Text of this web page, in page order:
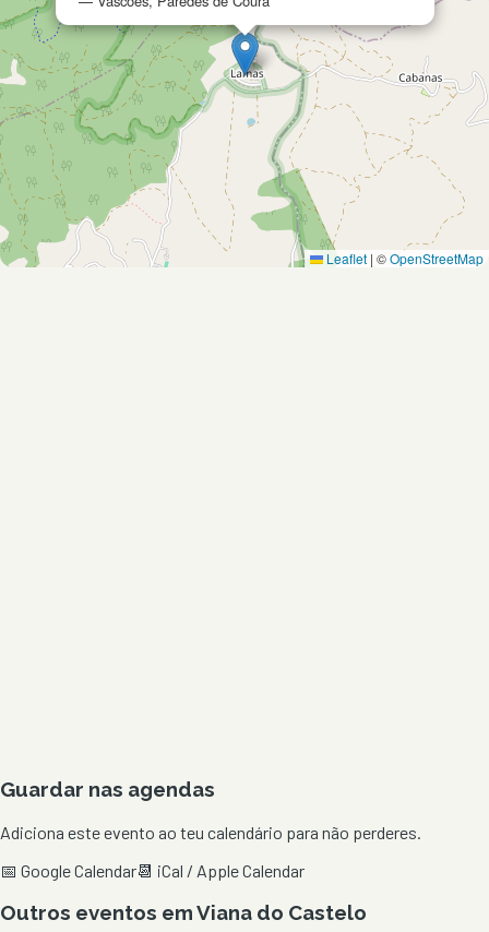
Leaflet | ©OpenStreetMap
Guardar nas agendas
Adiciona este evento ao teu calendário para não perderes.
📅 Google Calendar📆 iCal / Apple Calendar
Outros eventos emViana do Castelo